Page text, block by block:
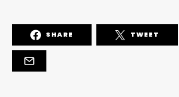
SHARE TWEET